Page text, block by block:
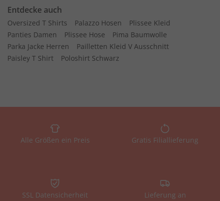
Entdecke auch
Oversized T Shirts Palazzo Hosen
Plissee Kleid
Panties Damen
Plissee Hose
Pima Baumwolle
Parka Jacke Herren
Pailletten Kleid V Ausschnitt
Paisley T Shirt
Poloshirt Schwarz
Alle Größen ein Preis Gratis Filiallieferung
SSL Datensicherheit
Lieferung an